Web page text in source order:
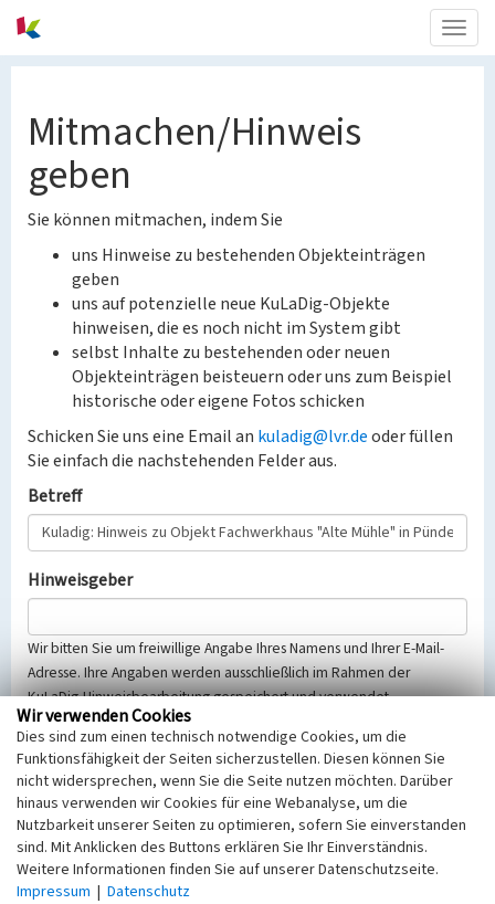
Mitmachen/Hinweis
geben
Sie können mitmachen, indem Sie
uns Hinweise zu bestehenden Objekteinträgen
geben
uns auf potenzielle neue KuLaDig-Objekte
hinweisen, die es noch nicht im System gibt
selbst Inhalte zu bestehenden oder neuen
Objekteinträgen beisteuern oder uns zum Beispiel
historische oder eigene Fotos schicken
Schicken Sie uns eine Email an kuladig@lvr.deoder füllen
Sie einfach die nachstehenden Felder aus.
Betreff
Hinweisgeber
Wir bitten Sie um freiwillige Angabe Ihres Namens und Ihrer E-Mail-
Adresse. Ihre Angaben werden ausschließlich im Rahmen der
KuLaDig-Hinweisbearbeitung gespeichert und verwendet.
Selbstverständlich werden diese entsprechend der Vorschriften des
Telemediengesetzes, des Datenschutzgesetzes NRW und der seit
dem 25.05.2018 gültigen Europäischen Datenschutzgrundverordnung
(EU-DSGVO) vertraulich behandelt, beachten Sie bitte unsere
Hinweise zumDatenschutz
Nachricht
Wir verwenden Cookies
Dies sind zum einen technisch notwendige Cookies, um die
Funktionsfähigkeit der Seiten sicherzustellen. Diesen können Sie
nicht widersprechen, wenn Sie die Seite nutzen möchten. Darüber
hinaus verwenden wir Cookies für eine Webanalyse, um die
Nutzbarkeit unserer Seiten zu optimieren, sofern Sie einverstanden
sind. Mit Anklicken des Buttons erklären Sie Ihr Einverständnis.
Weitere Informationen finden Sie auf unserer Datenschutzseite.
Impressum | Datenschutz